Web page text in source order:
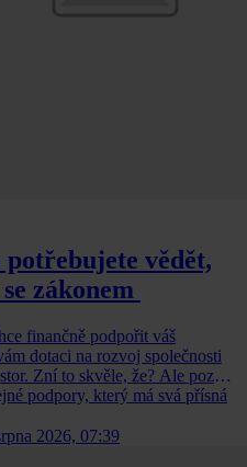
vědět,
zákonem
finančně podpořit váš
dotaci na rozvoj společnosti
Zní to skvěle, že? Ale pozor
podpory, který má svá přísná
2026, 07:39